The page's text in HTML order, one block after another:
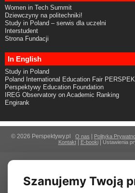
Women in Tech Summit
Dziewczyny na politechniki!
Study in Poland – serwis dla uczelni
Interstudent
Strona Fundacji
In English
Study in Poland
Poland International Education Fair
Perspektywy Education Foundation
IREG Observatory on Academic Ranking
Engirank
© 2026 Perspektywy.pl O nas Polityka
Kontakt| E-booki| Ustawienia
Szanujemy Twoją